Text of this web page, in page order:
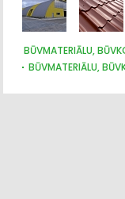
BŪVMATERIĀLU,
BŪVMATERIĀLU,